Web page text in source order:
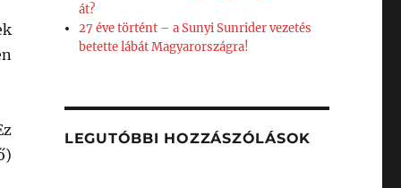
át?
27 éve történt – a Sunyi Sunrider vezetés
betette lábát Magyarországra!
LEGUTÓBBI HOZZÁSZÓLÁSOK